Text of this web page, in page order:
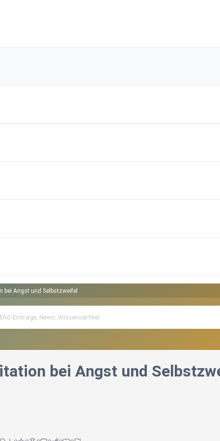
bei Angst und Selbstzweifel
bei Angst und